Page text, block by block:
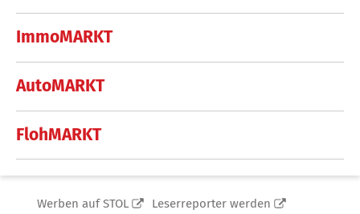
ImmoMARKT
AutoMARKT
FlohMARKT
Werben auf STOL
Leserreporter werden